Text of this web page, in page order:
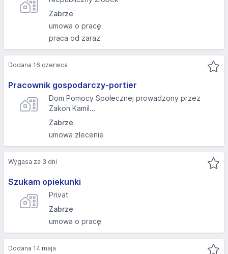
Zabrze
umowa o pracę
praca od zaraz
Pracownik gospodarczy-portier
Dom Pomocy Społecznej prowadzony przez
Zakon Kamil...
Zabrze
umowa zlecenie
Dodana 16 czerwca
Szukam opiekunki
Privat
Zabrze
umowa o pracę
Wygasa za 3 dni
Dodana 14 maja